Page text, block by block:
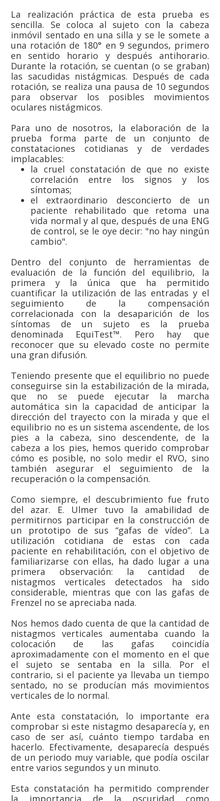
La realización práctica de esta prueba es
sencilla. Se coloca al sujeto con la cabeza
inmóvil sentado en una silla y se le somete a
una rotación de 180° en 9 segundos, primero
en sentido horario y después antihorario.
Durante la rotación, se cuentan (o se graban)
las sacudidas nistágmicas. Después de cada
rotación, se realiza una pausa de 10 segundos
para observar los posibles movimientos
oculares nistágmicos.
Para uno de nosotros, la elaboración de la
prueba forma parte de un conjunto de
constataciones cotidianas y de verdades
implacables:
la cruel constatación de que no existe
correlación entre los signos y los
síntomas;
el extraordinario desconcierto de un
paciente rehabilitado que retoma una
vida normal y al que, después de una ENG
de control, se le oye decir: "no hay ningún
cambio".
Dentro del conjunto de herramientas de
evaluación de la función del equilibrio, la
primera y la única que ha permitido
cuantificar la utilización de las entradas y el
seguimiento de la compensación
correlacionada con la desaparición de los
síntomas de un sujeto es la prueba
denominada EquiTest™. Pero hay que
reconocer que su elevado coste no permite
una gran difusión.
Teniendo presente que el equilibrio no puede
conseguirse sin la estabilización de la mirada,
que no se puede ejecutar la marcha
automática sin la capacidad de anticipar la
dirección del trayecto con la mirada y que el
equilibrio no es un sistema ascendente, de los
pies a la cabeza, sino descendente, de la
cabeza a los pies, hemos querido comprobar
cómo es posible, no solo medir el RVO, sino
también asegurar el seguimiento de la
recuperación o la compensación.
Como siempre, el descubrimiento fue fruto
del azar. E. Ulmer tuvo la amabilidad de
permitirnos participar en la construcción de
un prototipo de sus “gafas de vídeo”. La
utilización cotidiana de estas con cada
paciente en rehabilitación, con el objetivo de
familiarizarse con ellas, ha dado lugar a una
primera observación: la cantidad de
nistagmos verticales detectados ha sido
considerable, mientras que con las gafas de
Frenzel no se apreciaba nada.
Nos hemos dado cuenta de que la cantidad de
nistagmos verticales aumentaba cuando la
colocación de las gafas coincidía
aproximadamente con el momento en el que
el sujeto se sentaba en la silla. Por el
contrario, si el paciente ya llevaba un tiempo
sentado, no se producían más movimientos
verticales de lo normal.
Ante esta constatación, lo importante era
comprobar si este nistagmo desaparecía y, en
caso de ser así, cuánto tiempo tardaba en
hacerlo. Efectivamente, desaparecía después
de un periodo muy variable, que podía oscilar
entre varios segundos y un minuto.
Esta constatación ha permitido comprender
la importancia de la oscuridad como